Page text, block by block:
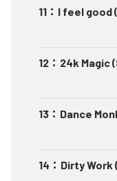
11 ： I feel good
12 ： 24k Magic
13 ： Dance
14 ： Dirty Work